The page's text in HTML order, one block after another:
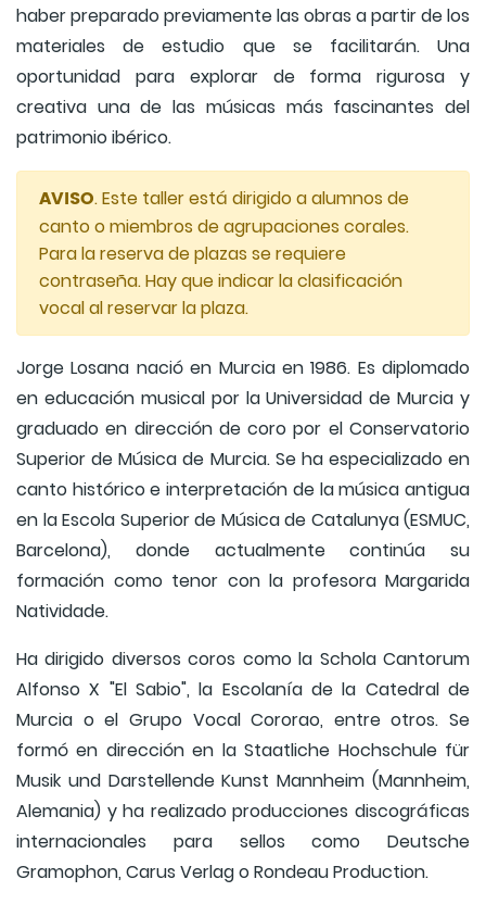
haber preparado previamente las obras a partir de los
materiales de estudio que se facilitarán. Una
oportunidad para explorar de forma rigurosa y
creativa una de las músicas más fascinantes del
patrimonio ibérico.
AVISO. Este taller está dirigido a alumnos de
canto o miembros de agrupaciones corales.
Para la reserva de plazas se requiere
contraseña. Hay que indicar la clasificación
vocal al reservar la plaza.
Jorge Losana nació en Murcia en 1986. Es diplomado
en educación musical por la Universidad de Murcia y
graduado en dirección de coro por el Conservatorio
Superior de Música de Murcia. Se ha especializado en
canto histórico e interpretación de la música antigua
en la Escola Superior de Música de Catalunya (ESMUC,
Barcelona), donde actualmente continúa su
formación como tenor con la profesora Margarida
Natividade.
Ha dirigido diversos coros como la Schola Cantorum
Alfonso X "El Sabio", la Escolanía de la Catedral de
Murcia o el Grupo Vocal Cororao, entre otros. Se
formó en dirección en la Staatliche Hochschule für
Musik und Darstellende Kunst Mannheim (Mannheim,
Alemania) y ha realizado producciones discográficas
internacionales para sellos como Deutsche
Gramophon, Carus Verlag o Rondeau Production.